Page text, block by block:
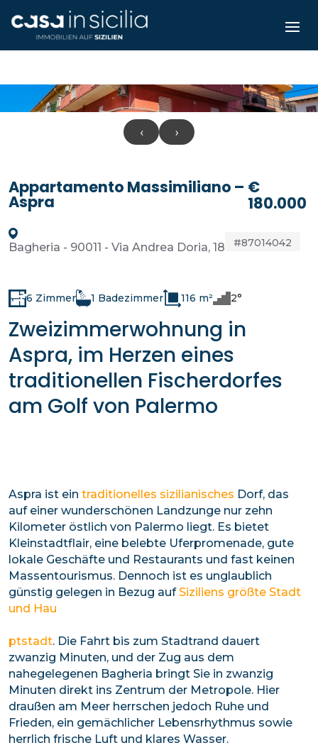
‹ ›
Appartamento Massimiliano –
Aspra
€
180.000
Bagheria - 90011 - Via Andrea Doria, 18 #87014042
6 Zimmer 1 Badezimmer 116 m² 2°
Zweizimmerwohnung in
Aspra, im Herzen eines
traditionellen Fischerdorfes
am Golf von Palermo
Aspra ist ein traditionelles sizilianisches Dorf, das
auf einer wunderschönen Landzunge nur zehn
Kilometer östlich von Palermo liegt. Es bietet
Kleinstadtflair, eine belebte Uferpromenade, gute
lokale Geschäfte und Restaurants und fast keinen
Massentourismus. Dennoch ist es unglaublich
günstig gelegen in Bezug aufSiziliens größte Stadt
und Hau
ptstadt. Die Fahrt bis zum Stadtrand dauert
zwanzig Minuten, und der Zug aus dem
nahegelegenen Bagheria bringt Sie in zwanzig
Minuten direkt ins Zentrum der Metropole. Hier
draußen am Meer herrschen jedoch Ruhe und
Frieden, ein gemächlicher Lebensrhythmus sowie
herrlich frische Luft und klares Wasser.